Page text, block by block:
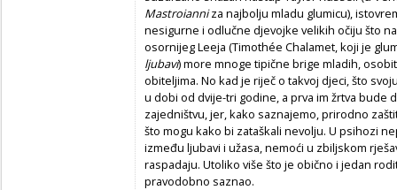
Mastroianniza najbolju mladu glumicu),
nesigurne i odlučne djevojke velikih očiju što
osornijeg Leeja (Timothée Chalamet, koji je
ljubavi) more mnoge tipične brige mladih,
obiteljima. No kad je riječ o takvoj djeci, što
u dobi od dvije-tri godine, a prva im žrtva bude
zajedništvu, jer, kako saznajemo, prirodno
što mogu kako bi zataškali nevolju. U psihozi
između ljubavi i užasa, nemoći u zbiljskom
raspadaju. Utoliko više što je obično i jedan
pravodobno saznao.